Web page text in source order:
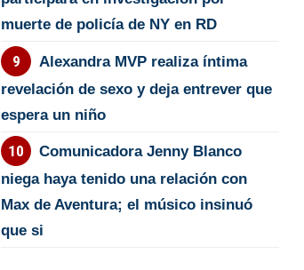
muerte de policía de NY en RD
Alexandra MVP realiza íntima
revelación de sexo y deja entrever que
espera un niño
Comunicadora Jenny Blanco
niega haya tenido una relación con
Max de Aventura; el músico insinuó
que si